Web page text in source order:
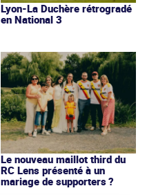
Lyon-La Duchère rétrogradé
en National 3
Le nouveau maillot third du
RC Lens présenté à un
mariage de supporters ?